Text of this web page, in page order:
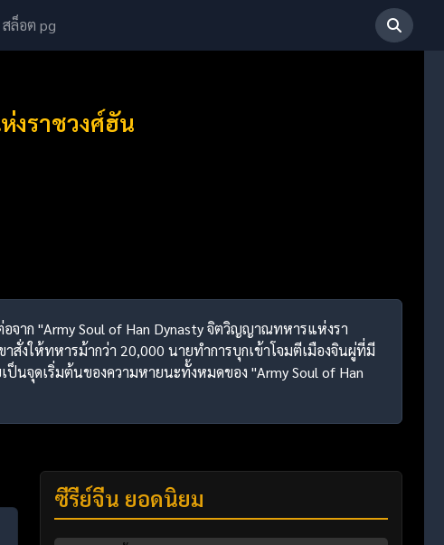
สล็อต pg
งราชวงศ์ฮัน
จาก "Army Soul of Han Dynasty จิตวิญญาณทหารแห่งรา
สั่งให้ทหารม้ากว่า 20,000 นายทำการบุกเข้าโจมตีเมืองจินผู่ที่มี
นจุดเริ่มต้นของความหายนะทั้งหมดของ "Army Soul of Han
ซีรี่ย์จีน ยอดนิยม